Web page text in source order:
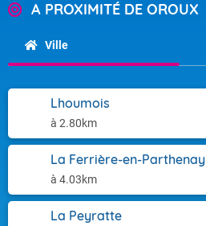
A PROXIMITÉ DE OROUX
Ville
Lhoumois
à 2.80km
La Ferrière-en-Parthenay
à 4.03km
La Peyratte